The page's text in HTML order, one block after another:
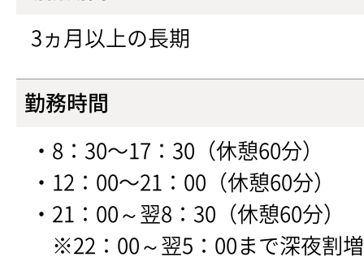
3ヵ月以上の長期
勤務時間
・8：30〜17：30（休憩60分）
・12：00〜21：00（休憩60分）
・21：00～翌8：30（休憩60分）
※22：00～翌5：00まで深夜割